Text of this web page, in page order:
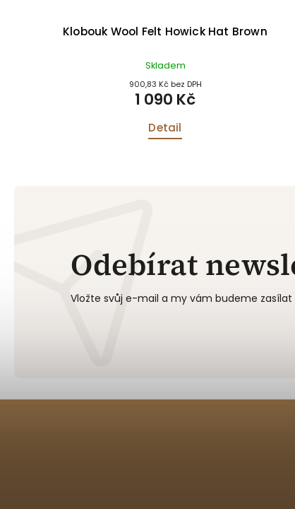
Klobouk Wool Felt Howick Hat Brown
Skladem
900,83 Kč bez DPH
1 090 Kč
Detail
Odebírat
Vložte svůj e-mail a my vám budeme